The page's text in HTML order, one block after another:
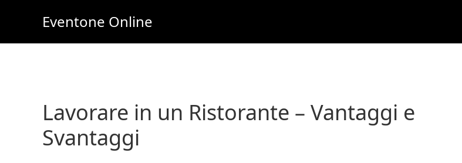
main
primary
Eventone Online
Soldi
Online
Lavorare in un Ristorante – Vantaggi e
Svantaggi